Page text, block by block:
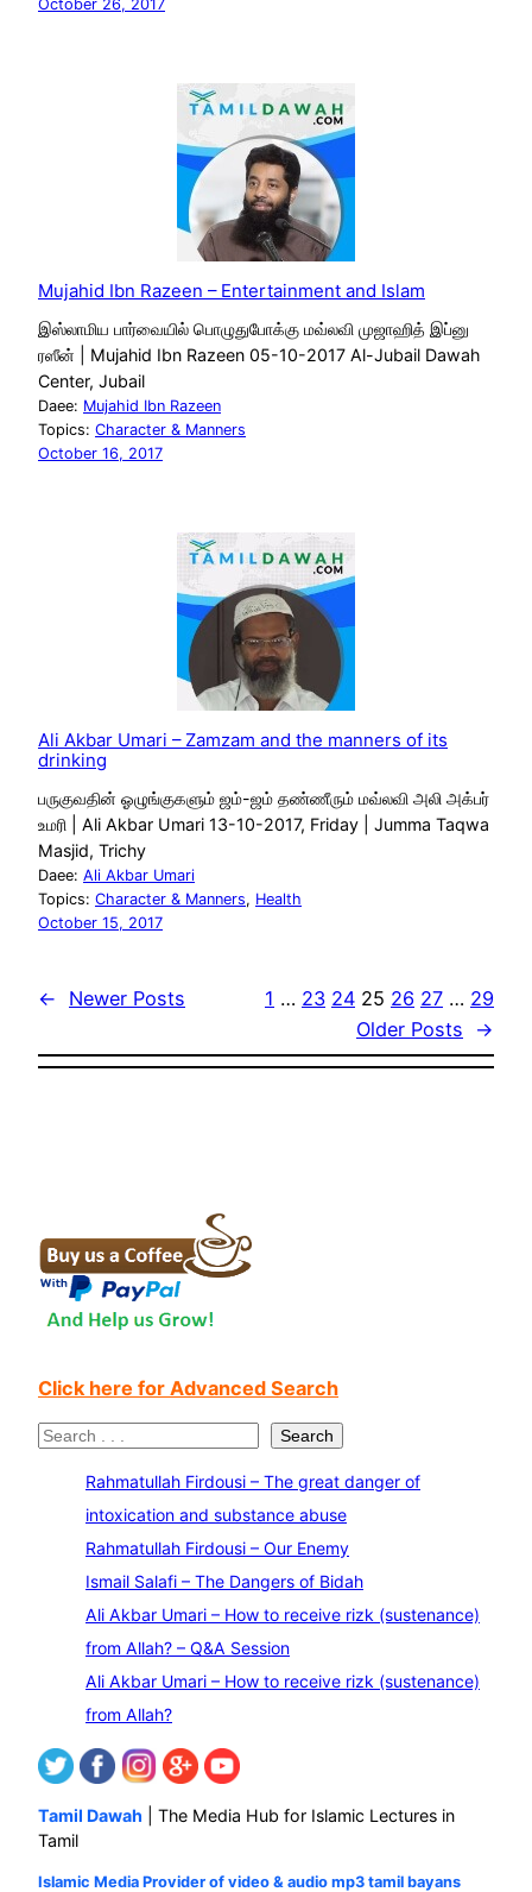
October 26, 2017
Mujahid Ibn Razeen – Entertainment and Islam
இஸ்லாமிய பார்வையில் பொழுதுபோக்கு மவ்லவி முஜாஹித் இப்னு
ரஸீன் | Mujahid Ibn Razeen 05-10-2017 Al-Jubail Dawah
Center, Jubail
Daee: Mujahid Ibn Razeen
Topics: Character & Manners
October 16, 2017
Ali Akbar Umari – Zamzam and the manners of its
drinking
பருகுவதின் ஓழுங்குகளும் ஜம்-ஜம் தண்ணீரும் மவ்லவி அலி அக்பர்
உமரி | Ali Akbar Umari 13-10-2017, Friday | Jumma Taqwa
Masjid, Trichy
Daee: Ali Akbar Umari
Topics: Character & Manners, Health
October 15, 2017
← Newer Posts 1 … 23 24 25 26 27 … 29
Older Posts
→
Click here for Advanced Search
S
Search
Rahmatullah Firdousi – The great danger of
intoxication and substance abuse
Rahmatullah Firdousi – Our Enemy
Ismail Salafi – The Dangers of Bidah
Ali Akbar Umari – How to receive rizk (sustenance)
from Allah? – Q&A Session
Ali Akbar Umari – How to receive rizk (sustenance)
from Allah?
Tamil Dawah | The Media Hub for Islamic Lectures in
Tamil
Islamic Media Provider of video & audio mp3 tamil bayans